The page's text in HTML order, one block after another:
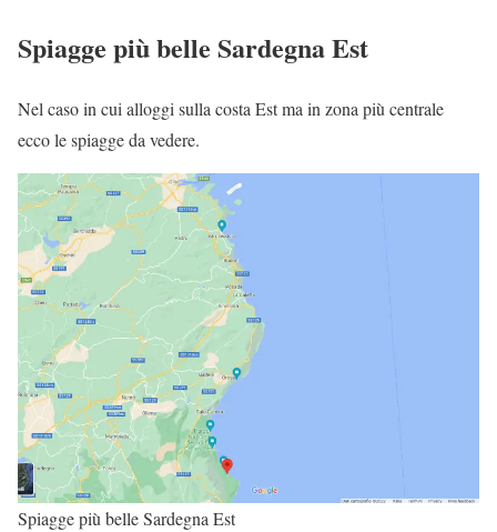
Spiagge più belle Sardegna Est
Nel caso in cui alloggi sulla costa Est ma in zona più centrale
ecco le spiagge da vedere.
Spiagge più belle Sardegna Est